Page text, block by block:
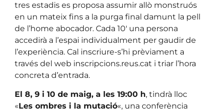
tres estadis es proposa assumir allò monstruós
en un mateix fins a la purga final damunt la pell
de l’home abocador. Cada 10′ una persona
accedirà a l’espai individualment per gaudir de
l’experiència. Cal inscriure-s’hi prèviament a
través del web inscripcions.reus.cat i triar l’hora
concreta d’entrada.
El 8, 9 i 10 de maig, a les 19:00 h, tindrà lloc
«Les ombres i la mutació«, una conferència